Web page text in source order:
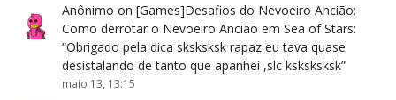
Anônimo on [Games]Desafios do Nevoeiro Ancião:
Como derrotar o Nevoeiro Ancião em Sea of Stars:
“Obrigado pela dica sksksksk rapaz eu tava quase
desistalando de tanto que apanhei ,slc ksksksksk”
maio 13, 13:15